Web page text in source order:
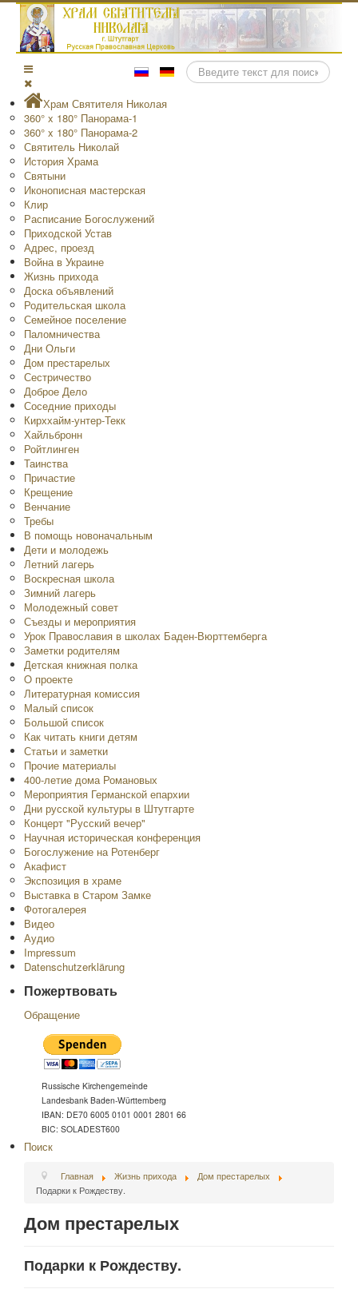
Поиск
Храм Святителя Николая
360° x 180° Панорама-1
360° x 180° Панорама-2
Святитель Николай
История Храма
Святыни
Иконописная мастерская
Клир
Расписание Богослужений
Приходской Устав
Адрес, проезд
Война в Украине
Жизнь прихода
Доска объявлений
Родительская школа
Семейное поселение
Паломничества
Дни Ольги
Дом престарелых
Сестричество
Доброе Дело
Соседние приходы
Кирххайм-унтер-Текк
Хайльбронн
Ройтлинген
Таинства
Причастие
Крещение
Венчание
Требы
В помощь новоначальным
Дети и молодежь
Летний лагерь
Воскресная школа
Зимний лагерь
Молодежный совет
Съезды и мероприятия
Урок Православия в школах Баден-Вюрттемберга
Заметки родителям
Детская книжная полка
O проекте
Литературная комиссия
Малый список
Большой список
Как читать книги детям
Статьи и заметки
Прочие материалы
400-летие дома Романовых
Мероприятия Германской епархии
Дни русской культуры в Штутгарте
Концерт "Русский вечер"
Научная историческая конференция
Богослужение на Ротенберг
Акафист
Экспозиция в храме
Выставка в Старом Замке
Фотогалерея
Видео
Аудио
Impressum
Datenschutzerklärung
Пожертвовать
Обращение
Russische Kirchengemeinde
Landesbank Baden-Württemberg
IBAN: DE70 6005 0101 0001 2801 66
BIC: SOLADEST600
Поиск
Главная Жизнь прихода
Дом престарелых
Подарки к Рождеству.
Дом престарелых
Подарки к Рождеству.